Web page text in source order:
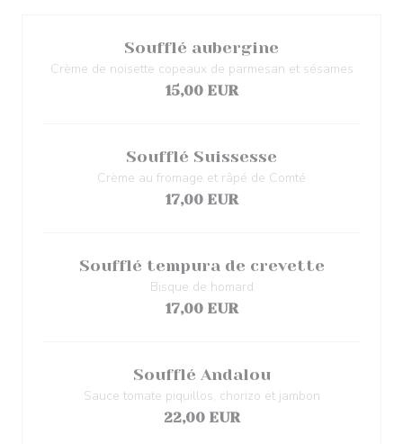
Soufflé aubergine
Crème de noisette copeaux de parmesan et sésames
15,00 EUR
Soufflé Suissesse
Crème au fromage et râpé de Comté
17,00 EUR
Soufflé tempura de crevette
Bisque de homard
17,00 EUR
Soufflé Andalou
Sauce tomate piquillos, chorizo et jambon
22,00 EUR